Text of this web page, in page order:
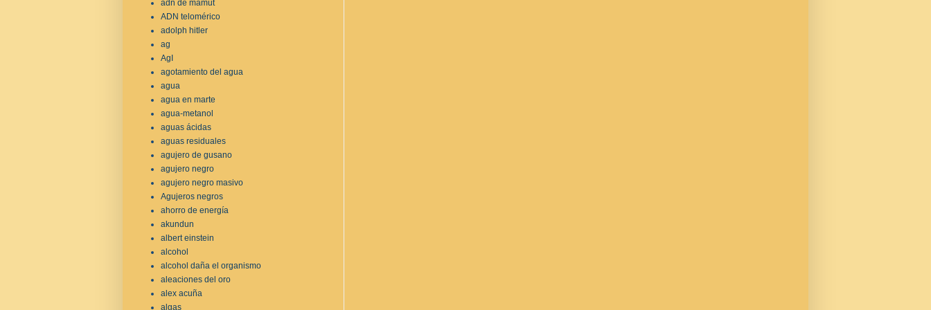
adn de mamut
ADN telomérico
adolph hitler
ag
AgI
agotamiento del agua
agua
agua en marte
agua-metanol
aguas ácidas
aguas residuales
agujero de gusano
agujero negro
agujero negro masivo
Agujeros negros
ahorro de energía
akundun
albert einstein
alcohol
alcohol daña el organismo
aleaciones del oro
alex acuña
algas